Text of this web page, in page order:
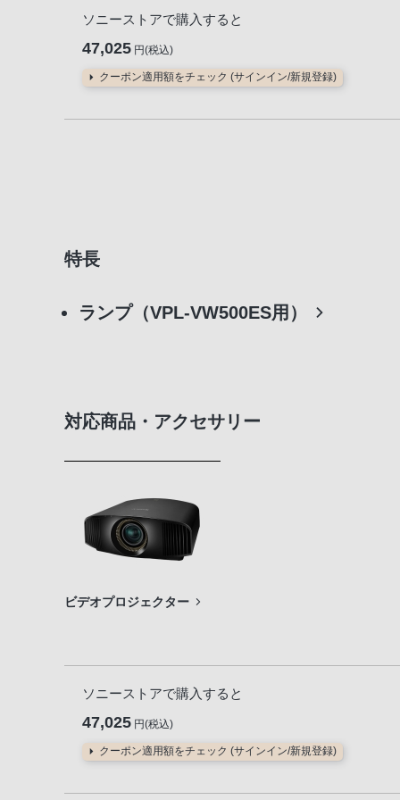
ソニーストアで購入すると
47,025 円(税込)
クーポン適用額をチェック (サインイン/新規登録)
特長
ランプ（VPL-VW500ES用）
対応商品・アクセサリー
ビデオプロジェクター
ソニーストアで購入すると
47,025 円(税込)
クーポン適用額をチェック (サインイン/新規登録)